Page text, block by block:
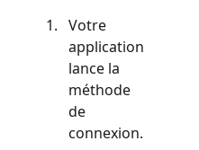
Votre
application
lance la
méthode
de
connexion.